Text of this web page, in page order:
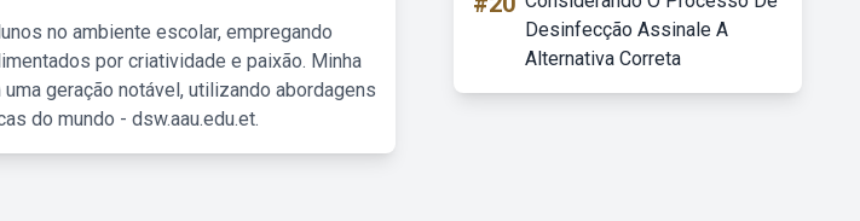
no ambiente escolar, empregando
por criatividade e paixão. Minha
geração notável, utilizando abordagens
do mundo - dsw.aau.edu.et.
Desinfecção Assinale A
Alternativa Correta